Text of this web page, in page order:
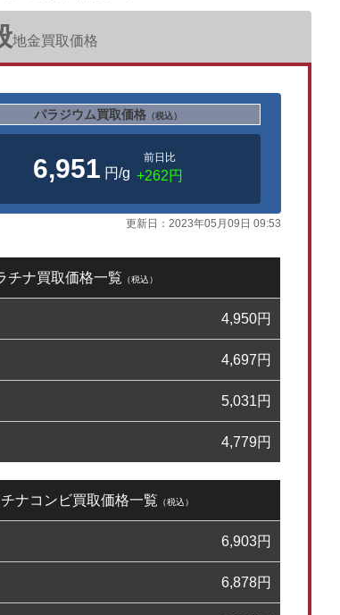
地金買取価格
パラジウム買取価格 （税込）
6,951 円/g
前日比
+262円
更新日： 2023年05月09日 09:53
チナ買取価格一覧 （税込）
4,950円
4,697円
5,031円
4,779円
ナコンビ買取価格一覧 （税込）
6,903円
6,878円